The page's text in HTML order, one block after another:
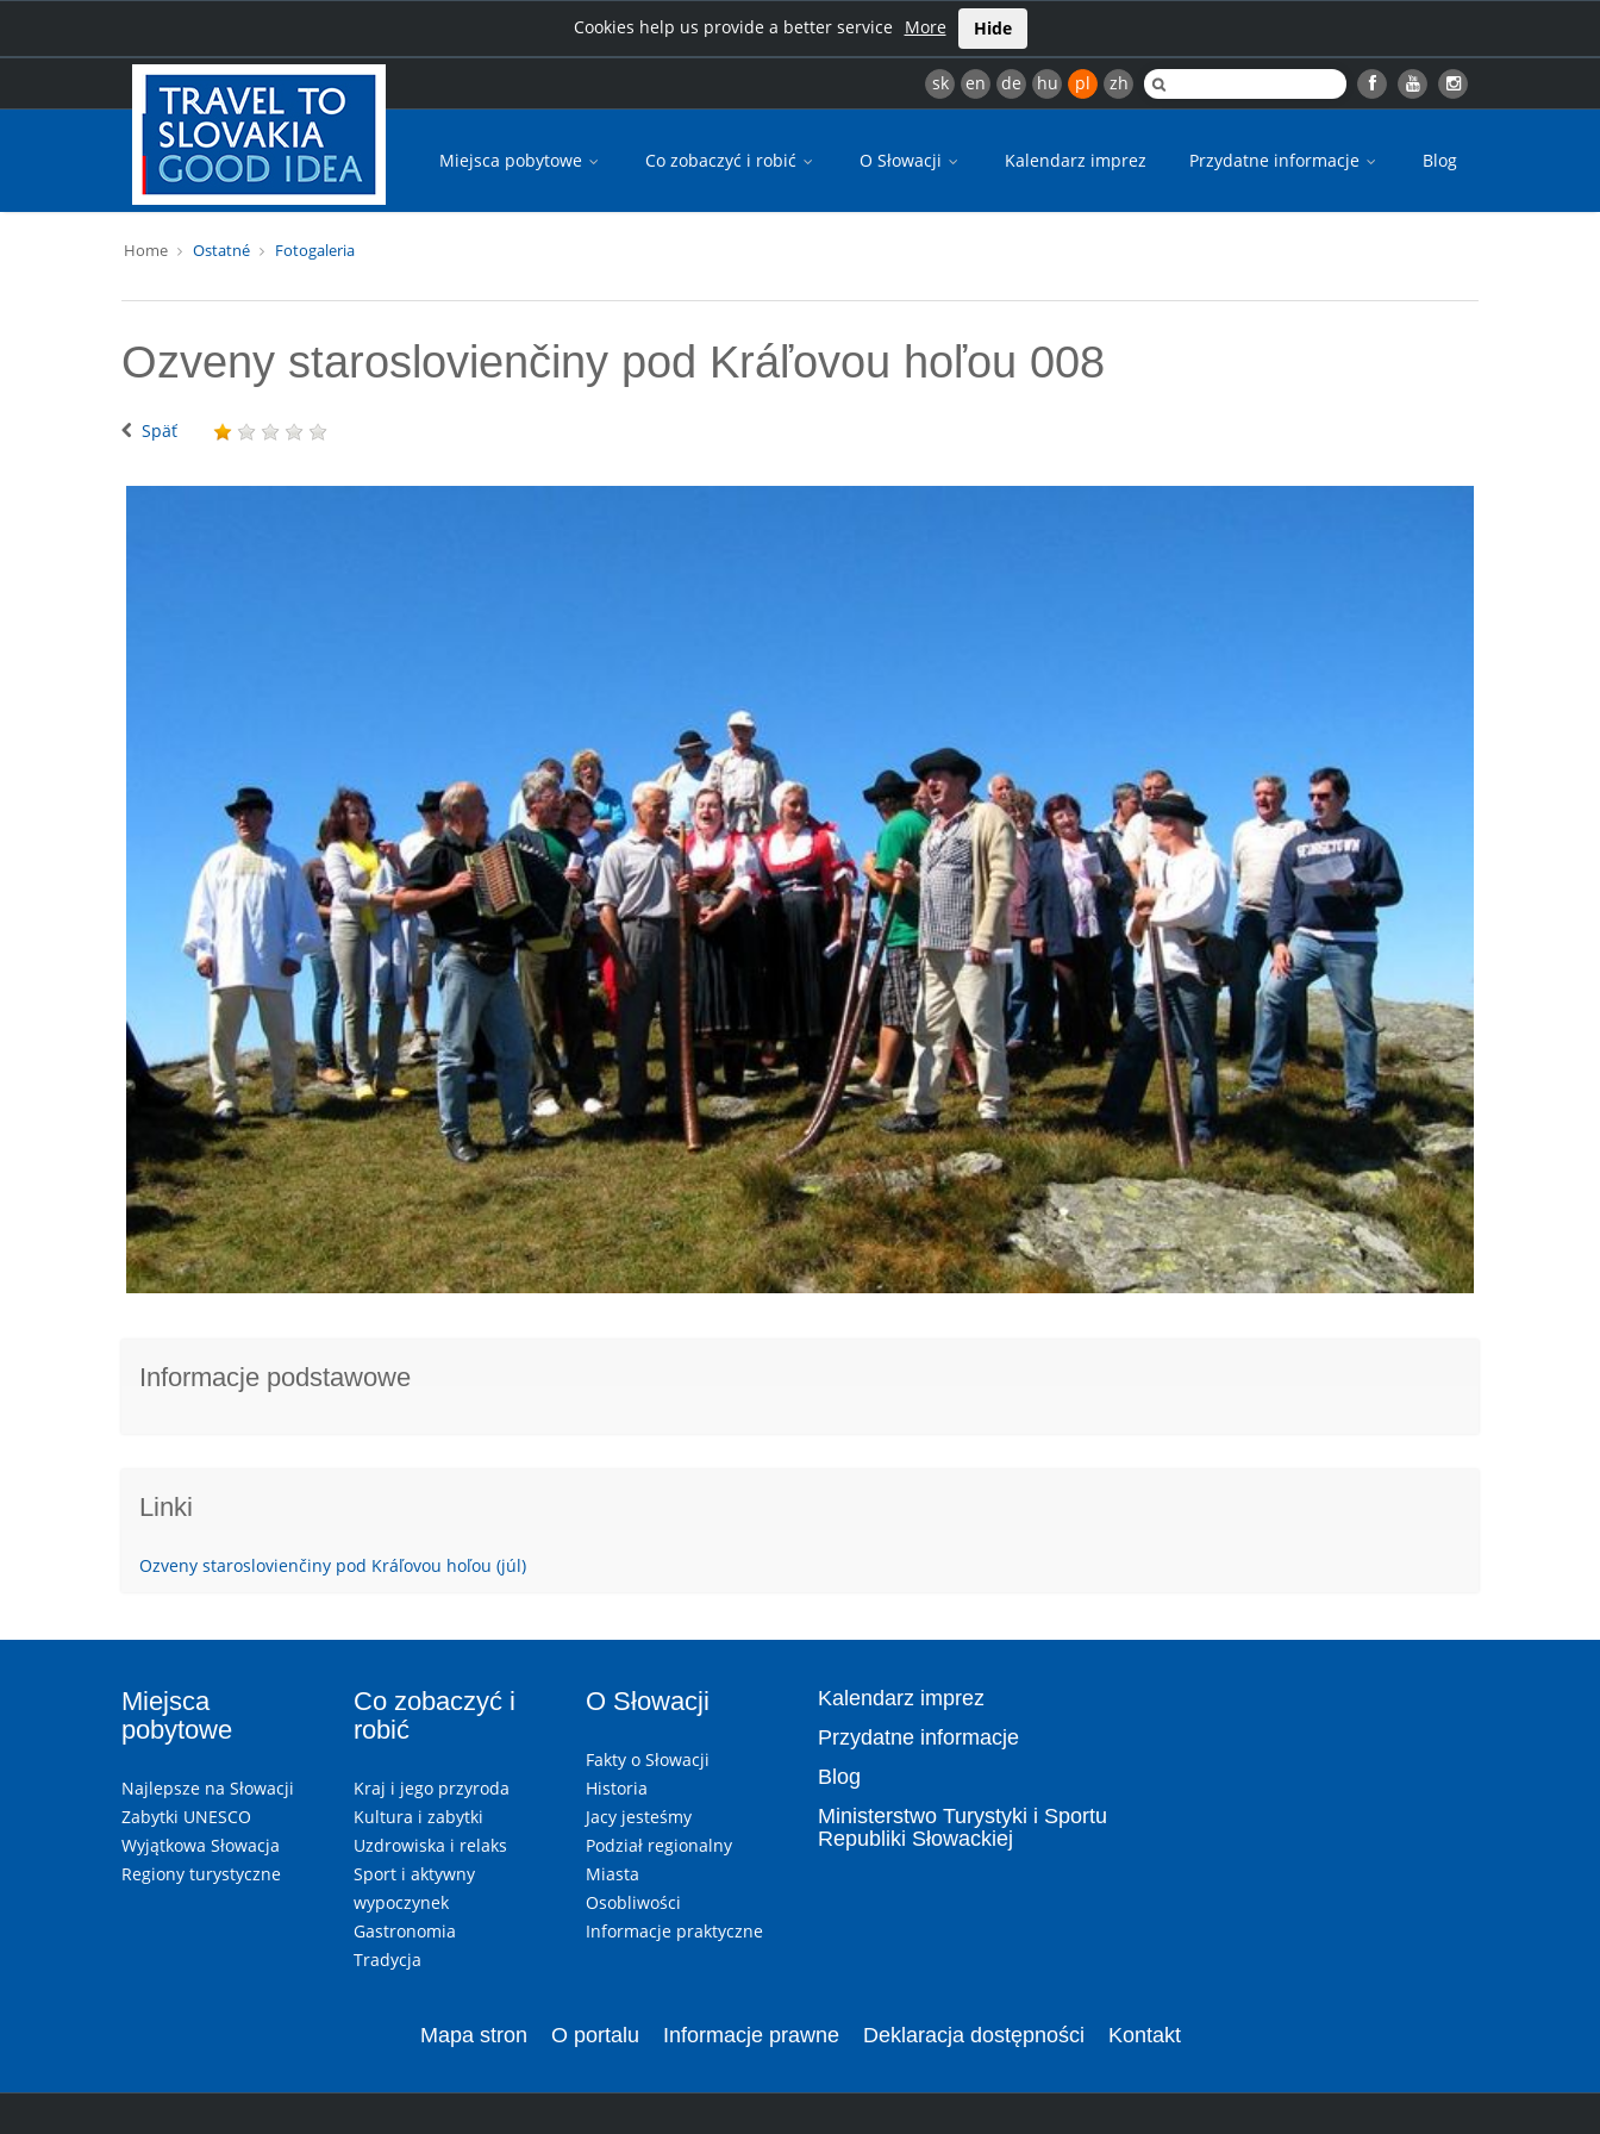
Cookies help us provide a better service More Hide
sk en de hu pl zh
Miejsca pobytowe Co zobaczyć i robić O Słowacji Kalendarz imprez Przydatne informacje Blog
Home Ostatné Fotogaleria
Ozveny staroslovienčiny pod Kráľovou hoľou 008
Späť
Informacje podstawowe
Linki
Ozveny staroslovienčiny pod Kráľovou hoľou (júl)
Miejsca
pobytowe
Najlepsze na Słowacji
Zabytki UNESCO
Wyjątkowa Słowacja
Regiony turystyczne
Co zobaczyć i
robić
Kraj i jego przyroda
Kultura i zabytki
Uzdrowiska i relaks
Sport i aktywny
wypoczynek
Gastronomia
Tradycja
O Słowacji
Fakty o Słowacji
Historia
Jacy jesteśmy
Podział regionalny
Miasta
Osobliwości
Informacje praktyczne
Kalendarz imprez
Przydatne informacje
Blog
Ministerstwo Turystyki i Sportu
Republiki Słowackiej
Mapa stron O portalu Informacje prawne Deklaracja dostępności Kontakt